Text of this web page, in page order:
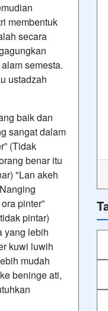
membentuk
secara
semesta.
ustadzah
baik dan
sangat dalam
(Tidak
benar itu
"Lan akeh
pinter”
pintar)
yang lebih
kuwi luwih
mudah
beninge ati,